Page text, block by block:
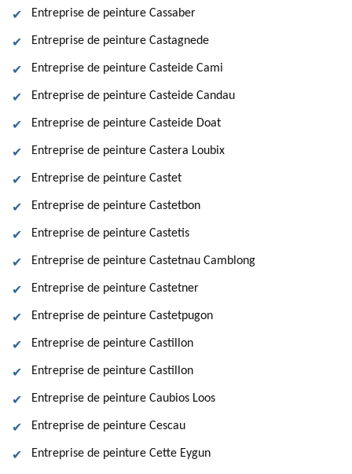
Entreprise de peinture Cassaber
Entreprise de peinture Castagnede
Entreprise de peinture Casteide Cami
Entreprise de peinture Casteide Candau
Entreprise de peinture Casteide Doat
Entreprise de peinture Castera Loubix
Entreprise de peinture Castet
Entreprise de peinture Castetbon
Entreprise de peinture Castetis
Entreprise de peinture Castetnau Camblong
Entreprise de peinture Castetner
Entreprise de peinture Castetpugon
Entreprise de peinture Castillon
Entreprise de peinture Castillon
Entreprise de peinture Caubios Loos
Entreprise de peinture Cescau
Entreprise de peinture Cette Eygun